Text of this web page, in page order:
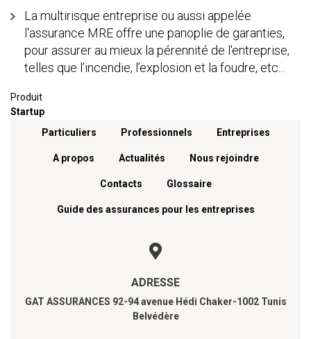
La multirisque entreprise ou aussi appelée
l'assurance MRE offre une panoplie de garanties,
pour assurer au mieux la pérennité de l'entreprise,
telles que l’incendie, l’explosion et la foudre, etc...
Produit
Startup
Menu footer
Particuliers Professionnels Entreprises
A propos Actualités Nous rejoindre
Contacts Glossaire
Guide des assurances pour les entreprises
ADRESSE
GAT ASSURANCES 92-94 avenue Hédi Chaker-1002 Tunis
Belvédère